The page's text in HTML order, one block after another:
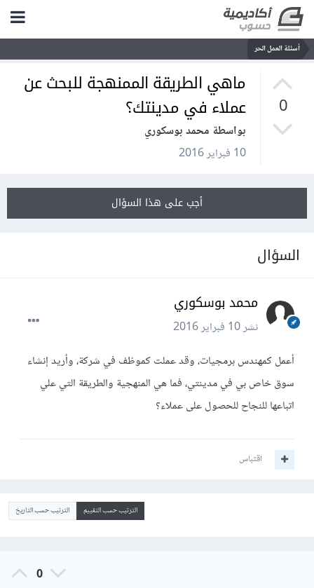
أسئلة العمل الحر
0
ماهي الطريقة الممنهجة للبحث عن
عملاء في مدينتك؟
بواسطة محمد بوسكوري
10 فبراير 2016
أجب على هذا السؤال
السؤال
محمد بوسكوري
نشر10 فبراير 2016
أعمل كمهندس برمجيات، وقد عملت كموظف في شركة، وأريد إنشاء
سوق خاص بي في مدينتي، فما هي المنهجية والطريقة التي علي
اتباعها للنجاح للحصول على عملاء؟
اقتباس
الترتيب حسب التقييم الترتيب حسب التاريخ
0